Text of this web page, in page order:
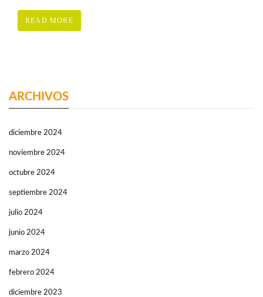
READ MORE
ARCHIVOS
diciembre 2024
noviembre 2024
octubre 2024
septiembre 2024
julio 2024
junio 2024
marzo 2024
febrero 2024
diciembre 2023